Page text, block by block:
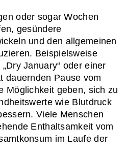
oder sogar Wochen
gesündere
und den allgemeinen
Beispielsweise
January“ oder einer
dauernden Pause vom
Möglichkeit geben, sich zu
wie Blutdruck
Viele Menschen
Enthaltsamkeit vom
im Laufe der